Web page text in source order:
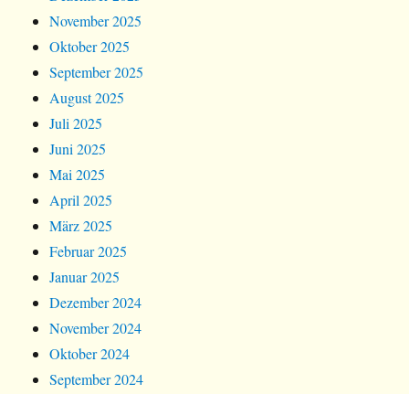
November 2025
Oktober 2025
September 2025
August 2025
Juli 2025
Juni 2025
Mai 2025
April 2025
März 2025
Februar 2025
Januar 2025
Dezember 2024
November 2024
Oktober 2024
September 2024